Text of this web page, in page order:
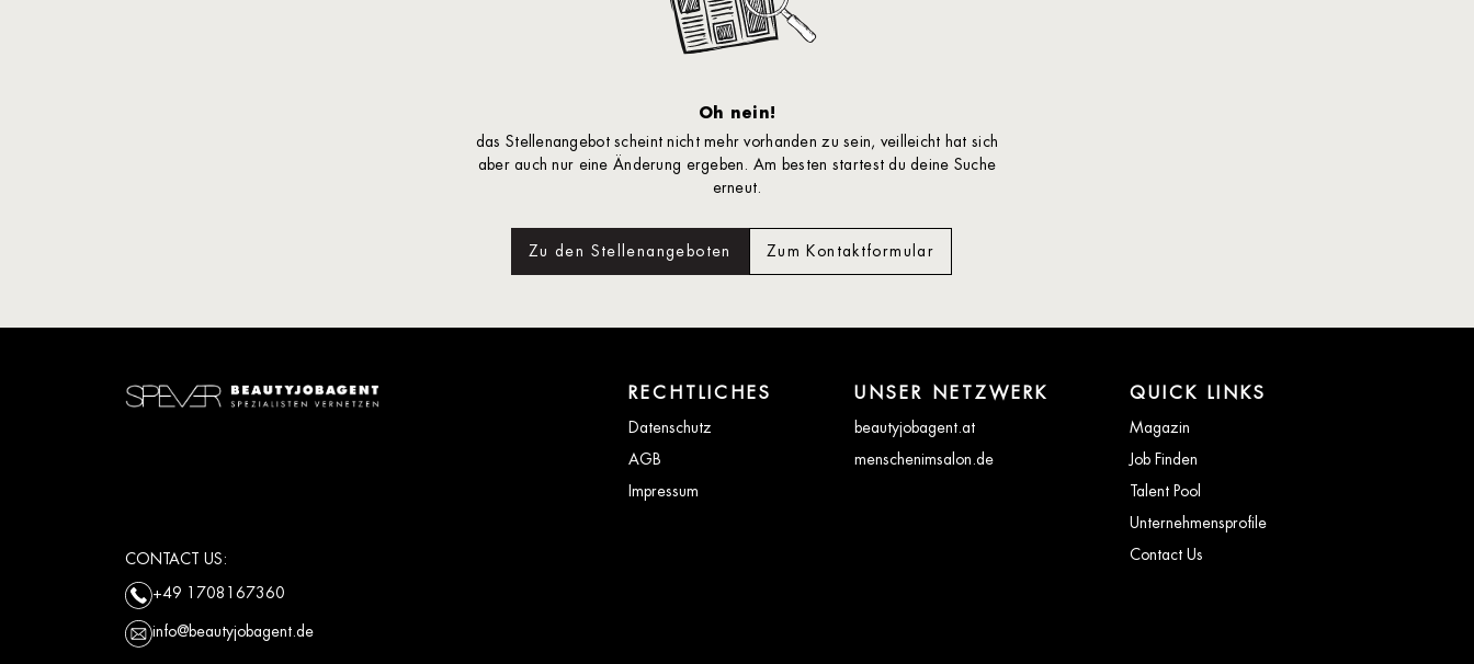
Oh nein!
das Stellenangebot scheint nicht mehr vorhanden zu sein, veilleicht hat sich
aber auch nur eine Änderung ergeben. Am besten startest du deine Suche
erneut.
Zu den Stellenangeboten Zum Kontaktformular
CONTACT US:
+49 1708167360
info@beautyjobagent.de
RECHTLICHES
Datenschutz
AGB
Impressum
UNSER NETZWERK
beautyjobagent.at
menschenimsalon.de
QUICK LINKS
Magazin
Job Finden
Talent Pool
Unternehmensprofile
Contact Us